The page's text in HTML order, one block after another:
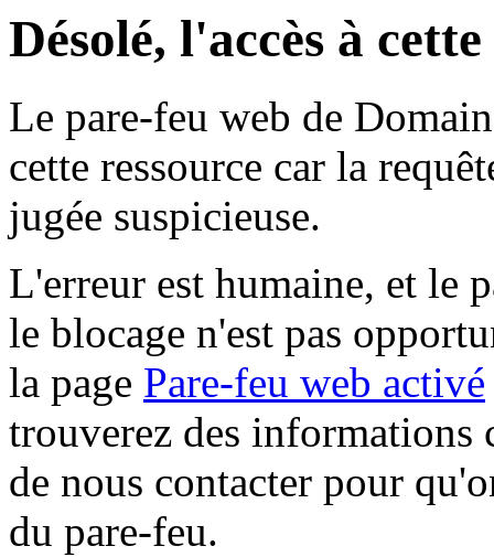
Désolé, l'accès à
Le pare-feu web de
cette ressource car la
jugée suspicieuse.
L'erreur est humaine, et le
le blocage n'est pas
la page Pare-feu web activé
trouverez des informations
de nous contacter pour
du pare-feu.